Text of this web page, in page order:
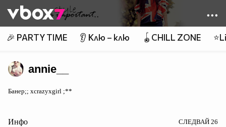
👾
🎉 PARTY TIME 👂 Клю – клю 🪀CHILL ZONE
annie__
Банер;; xcrazyxgirl ;**
Инфо СЛЕДВАЙ 26